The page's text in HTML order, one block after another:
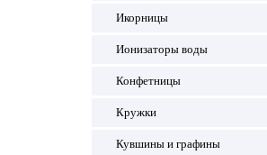
Икорницы
Ионизаторы воды
Конфетницы
Кружки
Кувшины и графины